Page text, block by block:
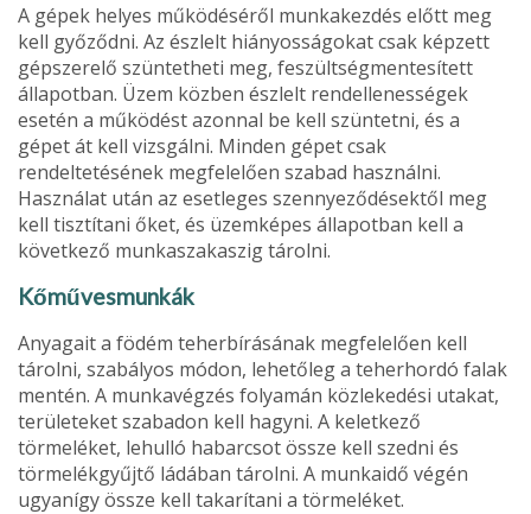
A gépek helyes működéséről munkakezdés előtt meg
kell győződni. Az észlelt hiányosságokat csak képzett
gép­szerelő szüntetheti meg, feszültségmentesített
állapotban. Üzem közben észlelt rendellenességek
esetén a működést azonnal be kell szüntetni, és a
gépet át kell vizsgálni. Minden gépet csak
rendeltetésének megfelelően szabad használni.
Használat után az esetleges szennyeződésektől meg
kell tisztítani őket, és üzemképes állapotban kell a
következő munkaszakaszig tárolni.
Kőművesmunkák
Anyagait a födém teherbírásának megfelelően kell
tárolni, szabályos módon, lehetőleg a teherhordó falak
mentén. A munkavégzés folyamán közlekedési utakat,
területeket szabadon kell hagyni. A keletkező
törmeléket, lehulló habarcsot össze kell szedni és
törmelékgyűjtő ládában tárolni. A munkaidő végén
ugyanígy össze kell takarítani a törmeléket.